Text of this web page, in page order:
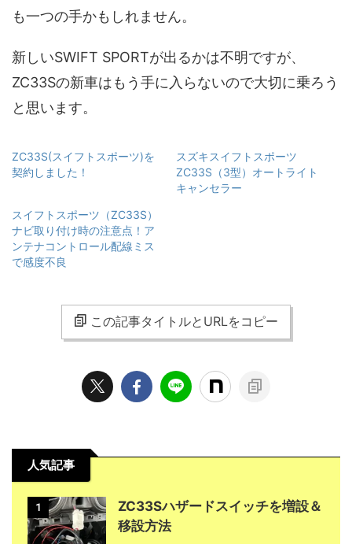
も一つの手かもしれません。
新しいSWIFT SPORTが出るかは不明ですが、
ZC33Sの新車はもう手に入らないので大切に乗ろう
と思います。
ZC33S(スイフトスポーツ)を
契約しました！
スズキスイフトスポーツ
ZC33S（3型）オートライト
キャンセラー
スイフトスポーツ（ZC33S）
ナビ取り付け時の注意点！ア
ンテナコントロール配線ミス
で感度不良
この記事タイトルとURLをコピー
人気記事
1
ZC33Sハザードスイッチを増設＆
移設方法